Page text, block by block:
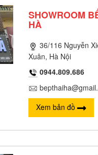
SHOWROOM
HÀ
36/116 Nguyễn
Xuân, Hà Nội
0944.809.686
Xem bản đồ